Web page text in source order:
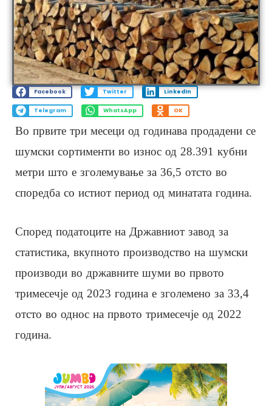
Facebook Twitter LinkedIn
Telegram WhatsApp OK
Во првите три месеци од годинава продадени се
шумски сортименти во износ од 28.391 кубни
метри што е зголемување за 36,5 отсто во
споредба со истиот период од минатата година.
Според податоците на Државниот завод за
статистика, вкупното производство на шумски
производи во државните шуми во првото
тримесечје од 2023 година е зголемено за 33,4
отсто во однос на првото тримесечје од 2022
година.